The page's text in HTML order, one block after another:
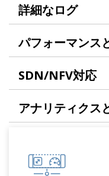
詳細なログ
パフォーマンス
SDN/NFV対応
アナリティクス